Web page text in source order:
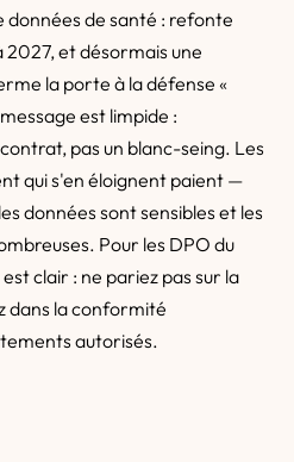
données de santé : refonte
2027, et désormais une
la porte à la défense «
est limpide :
pas un blanc-seing. Les
qui s'en éloignent paient —
données sont sensibles et les
Pour les DPO du
clair : ne pariez pas sur la
dans la conformité
autorisés.